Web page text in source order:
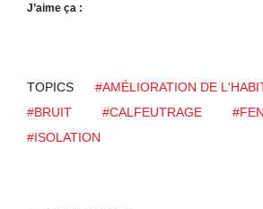
J’aime ça :
TOPICS
#AMÉLIORATION DE
#BRUIT
#CALFEUTRAGE
#ISOLATION